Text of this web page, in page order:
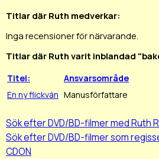
Titlar där Ruth medverkar:
Inga recensioner för närvarande.
Titlar där Ruth varit inblandad
Titel:
Ansvarsområde
En ny flickvän Manusförfattare
Sök efter DVD/BD-filmer med Ruth
Sök efter DVD/BD-filmer som
CDON